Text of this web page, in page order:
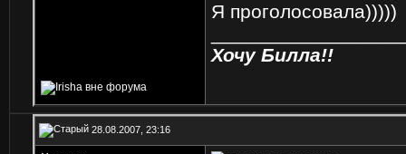
Я проголосовала)))))
Хочу Билла!!
28.08.2007, 23:16